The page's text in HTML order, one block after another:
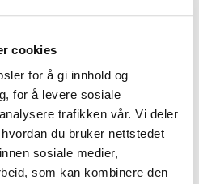
cookies
for å gi innhold og
for å levere sosiale
trafikken vår. Vi deler
du bruker nettstedet
sosiale medier,
som kan kombinere den